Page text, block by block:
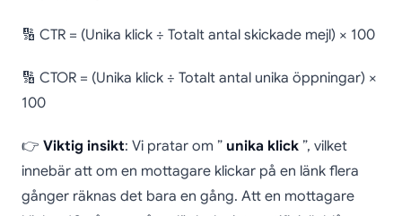
🔢 CTR = (Unika klick ÷ Totalt antal skickade mejl) × 100
🔢 CTOR = (Unika klick ÷ Totalt antal unika öppningar) ×
100
👉 Viktig insikt: Vi pratar om ” unika klick ”, vilket
innebär att om en mottagare klickar på en länk flera
gånger räknas det bara en gång. Att en mottagare